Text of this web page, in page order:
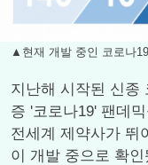
▲현재 개발 중인 코로나
지난해 시작된 신종
증 '코로나19' 팬데
전세계 제약사가 뛰
이 개발 중으로 확인